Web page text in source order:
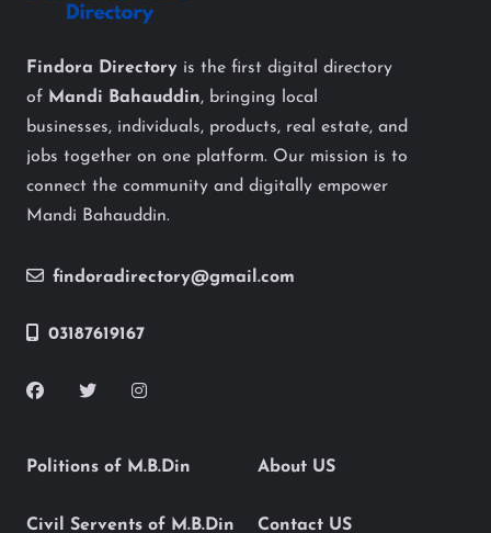
Findora Directory is the first digital directory
of Mandi Bahauddin, bringing local
businesses, individuals, products, real estate, and
jobs together on one platform. Our mission is to
connect the community and digitally empower
Mandi Bahauddin.
findoradirectory@gmail.com
03187619167
Politions of M.B.Din
Civil Servents of M.B.Din
About US
Contact US